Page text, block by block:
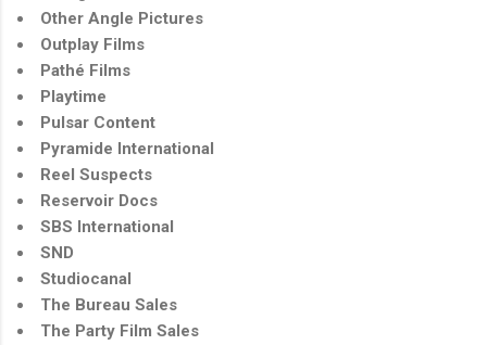
Other Angle Pictures
Outplay Films
Pathé Films
Playtime
Pulsar Content
Pyramide International
Reel Suspects
Reservoir Docs
SBS International
SND
Studiocanal
The Bureau Sales
The Party Film Sales